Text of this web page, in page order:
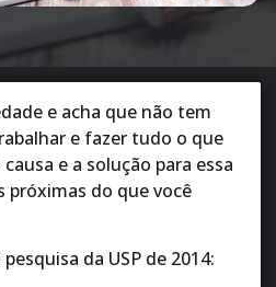
e acha que não tem
e fazer tudo o que
e a solução para essa
próximas do que você
da USP de 2014: